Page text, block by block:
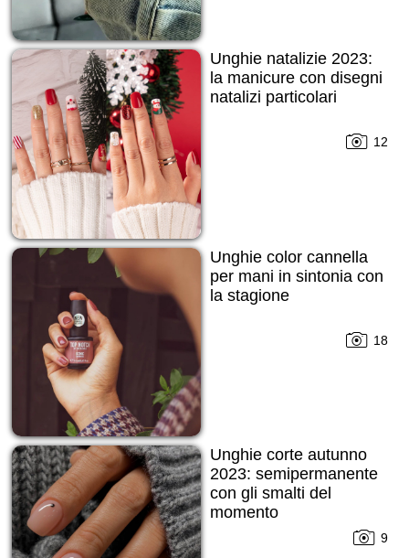
Unghie natalizie 2023:
la manicure con disegni
natalizi particolari
12
Unghie color cannella
per mani in sintonia con
la stagione
18
Unghie corte autunno
2023: semipermanente
con gli smalti del
momento
9